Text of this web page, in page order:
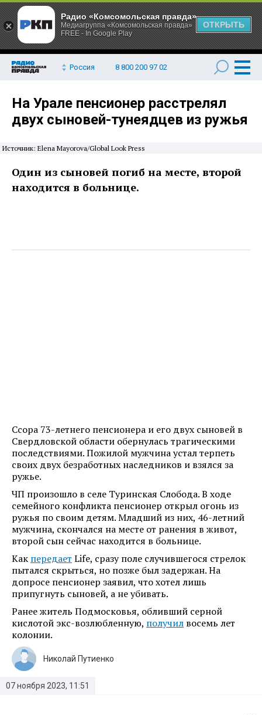
Россия 8 800 200 97 02
На Урале пенсионер расстрелял
двух сыновей-тунеядцев из ружья
Источник: Elena Mayorova/Global Look Press
Один из сыновей погиб на месте, второй
находится в больнице.
Ссора 73-летнего пенсионера и его двух сыновей в
Свердловской области обернулась трагическими
последствиями. Пожилой мужчина устал терпеть
своих двух безработных наследников и взялся за
ружье.
ЧП произошло в селе Туринская Слобода. В ходе
семейного конфликта пенсионер открыл огонь из
ружья по своим детям. Младший из них, 46-летний
мужчина, скончался на месте от ранения в живот,
второй сын сейчас находится в больнице.
Как передает Life, сразу поле случившегося стрелок
пытался скрыться, но позже был задержан. На
допросе пенсионер заявил, что хотел лишь
припугнуть сыновей, а не убивать.
Ранее житель Подмосковья, обливший серной
кислотой экс-возлюбленную, получил восемь лет
колонии.
07 ноября 2023, 11:51
Николай Путиенко
Радио «Комсомольская правда»
Медиагруппа «Комсомольская правда»
FREE - In Google Play
ОТКРЫТЬ